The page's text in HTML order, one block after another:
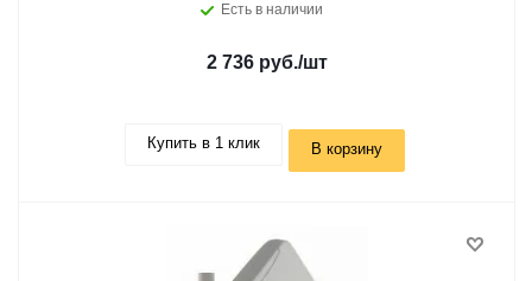
Есть в наличии
2 736 руб./шт
Купить в 1 клик В корзину